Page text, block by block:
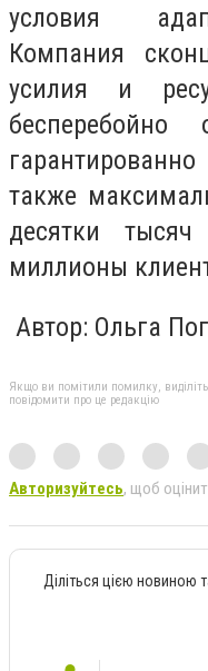
условия
Компания
усилия и
бесперебойно
также
десятки
миллионы
Автор: Ольга
Якщо ви помітили помилку,
повідомити про це редакцію
Авторизуйтесь, щоб
Діліться цією новиною